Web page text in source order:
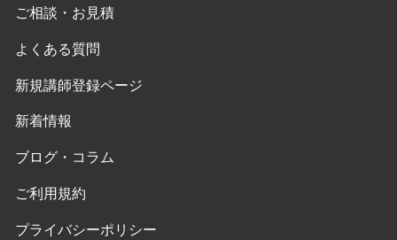
ご相談・お見積
よくある質問
新規講師登録ページ
新着情報
ブログ・コラム
ご利用規約
プライバシーポリシー